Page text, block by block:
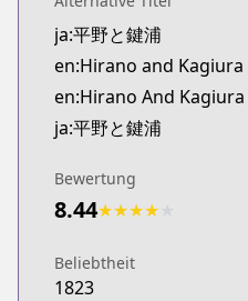
Kitsu
https://kitsu.app/
CDJapan
CDJapan
https://www.anime-
MangaUpdates
https://
Book☆Walker
https://
ja:平野と鍵浦
en:Hirano and Kagiura
en:Hirano And Kagiura
ja:平野と鍵浦
Bewertung
8.44★★★★
Beliebtheit
1823